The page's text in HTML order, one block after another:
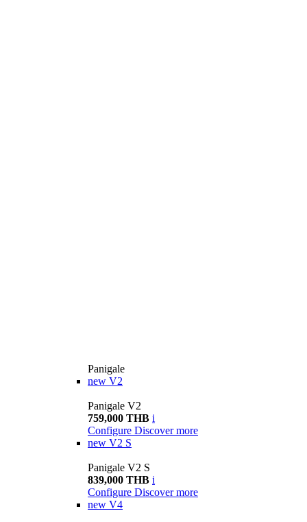
Panigale
new V2
Panigale V2
759,000 THB i
Configure Discover more
new V2 S
Panigale V2 S
839,000 THB i
Configure Discover more
new V4